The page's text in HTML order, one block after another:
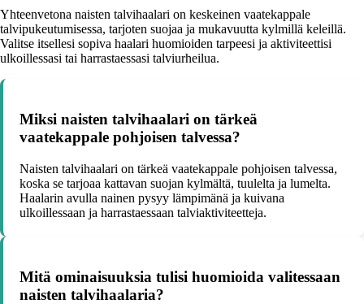
Yhteenvetona naisten talvihaalari on keskeinen vaatekappale
talvipukeutumisessa, tarjoten suojaa ja mukavuutta kylmillä keleillä.
Valitse itsellesi sopiva haalari huomioiden tarpeesi ja aktiviteettisi
ulkoillessasi tai harrastaessasi talviurheilua.
Miksi naisten talvihaalari on tärkeä
vaatekappale pohjoisen talvessa?
Naisten talvihaalari on tärkeä vaatekappale pohjoisen talvessa,
koska se tarjoaa kattavan suojan kylmältä, tuulelta ja lumelta.
Haalarin avulla nainen pysyy lämpimänä ja kuivana
ulkoillessaan ja harrastaessaan talviaktiviteetteja.
Mitä ominaisuuksia tulisi huomioida valitessaan
naisten talvihaalaria?